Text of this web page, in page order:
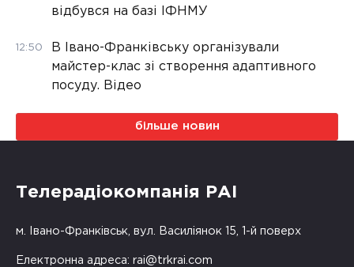
відбувся на базі ІФНМУ
12:50
В Івано-Франківську організували
майстер-клас зі створення адаптивного
посуду. Відео
більше новин
Телерадіокомпанія РАІ
м. Івано-Франківськ, вул. Василіянок 15, 1-й поверх
Електронна адреса: rai@trkrai.com